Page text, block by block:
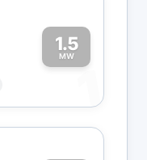
1.5
MW
1